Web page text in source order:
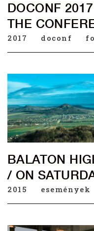
DOCONF
THE
2017 doconf
BALATON
/ ON
2015 események